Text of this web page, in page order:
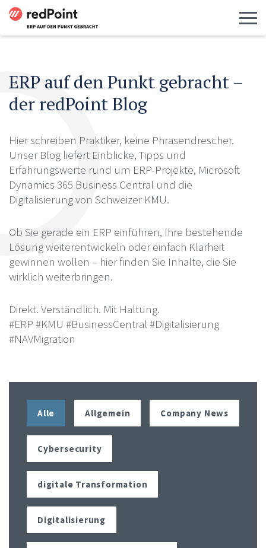
ERP auf den Punkt gebracht –
der redPoint Blog
Hier schreiben Praktiker, keine Phrasendrescher.
Unser Blog liefert Einblicke, Tipps und
Erfahrungswerte rund um ERP-Projekte, Microsoft
Dynamics 365 Business Central und die
Digitalisierung von Schweizer KMU.
Ob Sie gerade ein ERP einführen, Ihre bestehende
Lösung weiterentwickeln oder einfach Klarheit
gewinnen wollen – hier finden Sie Inhalte, die Sie
wirklich weiterbringen.
Direkt. Verständlich. Mit Haltung.
#ERP #KMU #BusinessCentral #Digitalisierung
#NAVMigration
Alle Allgemein Company News
Cybersecurity
digitale Transformation
Digitalisierung